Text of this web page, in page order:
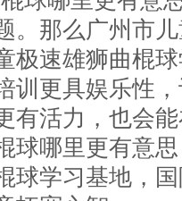
。那么广州市
极速雄狮曲棍
训更具娱乐性
有活力，也会
球哪里更有意
球学习基地，